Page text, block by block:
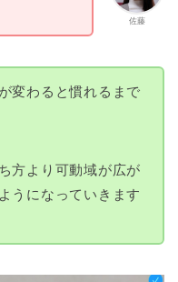
佐藤
変わると慣れるまで
方より可動域が広が
うになっていきます